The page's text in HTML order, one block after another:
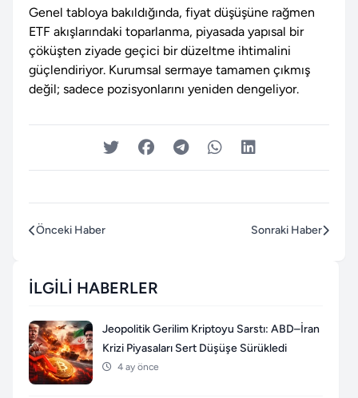
Genel tabloya bakıldığında, fiyat düşüşüne rağmen
ETF akışlarındaki toparlanma, piyasada yapısal bir
çöküşten ziyade geçici bir düzeltme ihtimalini
güçlendiriyor. Kurumsal sermaye tamamen çıkmış
değil; sadece pozisyonlarını yeniden dengeliyor.
Önceki Haber Sonraki Haber
İLGILI HABERLER
Jeopolitik Gerilim Kriptoyu Sarstı: ABD–İran
Krizi Piyasaları Sert Düşüşe Sürükledi
4 ay önce